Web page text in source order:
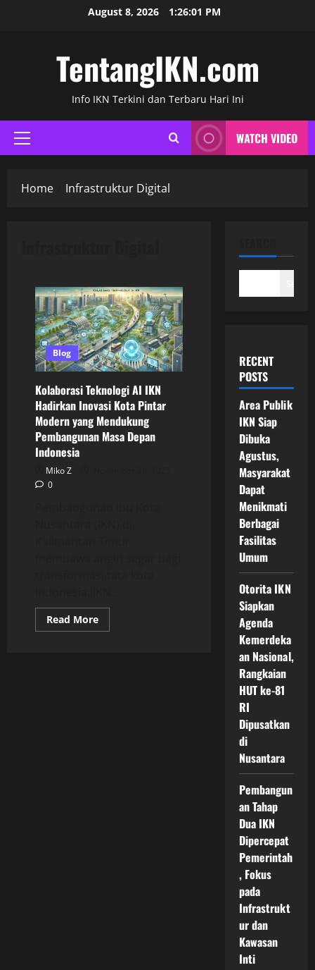
August 8, 2026 1:26:01 PM
TentangIKN.com
Info IKN Terkini dan Terbaru Hari Ini
Primary
Menu
WATCH VIDEO
Home Infrastruktur Digital
Blog
Kolaborasi Teknologi AI IKN
Hadirkan Inovasi Kota Pintar
Modern yang Mendukung
Pembangunan Masa Depan
Indonesia
Miko Z
0
Read MoreRead
more
RECENT
POSTS
Area Publik
IKN Siap
Dibuka
Agustus,
Masyarakat
Dapat
Menikmati
Berbagai
Fasilitas
Umum
Otorita IKN
Siapkan
Agenda
Kemerdeka
an Nasional,
Rangkaian
HUT ke-81
RI
Dipusatkan
di
Nusantara
Pembangun
an Tahap
Dua IKN
Dipercepat
Pemerintah
, Fokus
pada
Infrastrukt
ur dan
Kawasan
Inti